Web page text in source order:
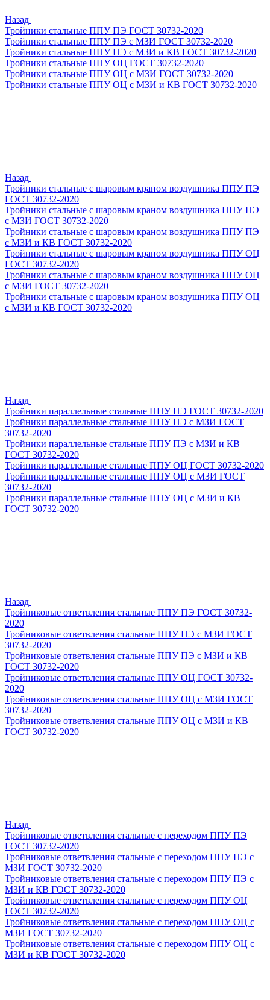
Назад
Тройники стальные ППУ ПЭ ГОСТ 30732-2020
Тройники стальные ППУ ПЭ с МЗИ ГОСТ 30732-2020
Тройники стальные ППУ ПЭ с МЗИ и КВ ГОСТ 30732-2020
Тройники стальные ППУ ОЦ ГОСТ 30732-2020
Тройники стальные ППУ ОЦ с МЗИ ГОСТ 30732-2020
Тройники стальные ППУ ОЦ с МЗИ и КВ ГОСТ 30732-2020
Назад
Тройники стальные с шаровым краном воздушника ППУ ПЭ
ГОСТ 30732-2020
Тройники стальные с шаровым краном воздушника ППУ ПЭ
с МЗИ ГОСТ 30732-2020
Тройники стальные с шаровым краном воздушника ППУ ПЭ
с МЗИ и КВ ГОСТ 30732-2020
Тройники стальные с шаровым краном воздушника ППУ ОЦ
ГОСТ 30732-2020
Тройники стальные с шаровым краном воздушника ППУ ОЦ
с МЗИ ГОСТ 30732-2020
Тройники стальные с шаровым краном воздушника ППУ ОЦ
с МЗИ и КВ ГОСТ 30732-2020
Назад
Тройники параллельные стальные ППУ ПЭ ГОСТ 30732-2020
Тройники параллельные стальные ППУ ПЭ с МЗИ ГОСТ
30732-2020
Тройники параллельные стальные ППУ ПЭ с МЗИ и КВ
ГОСТ 30732-2020
Тройники параллельные стальные ППУ ОЦ ГОСТ 30732-2020
Тройники параллельные стальные ППУ ОЦ с МЗИ ГОСТ
30732-2020
Тройники параллельные стальные ППУ ОЦ с МЗИ и КВ
ГОСТ 30732-2020
Назад
Тройниковые ответвления стальные ППУ ПЭ ГОСТ 30732-
2020
Тройниковые ответвления стальные ППУ ПЭ с МЗИ ГОСТ
30732-2020
Тройниковые ответвления стальные ППУ ПЭ с МЗИ и КВ
ГОСТ 30732-2020
Тройниковые ответвления стальные ППУ ОЦ ГОСТ 30732-
2020
Тройниковые ответвления стальные ППУ ОЦ с МЗИ ГОСТ
30732-2020
Тройниковые ответвления стальные ППУ ОЦ с МЗИ и КВ
ГОСТ 30732-2020
Назад
Тройниковые ответвления стальные с переходом ППУ ПЭ
ГОСТ 30732-2020
Тройниковые ответвления стальные с переходом ППУ ПЭ с
МЗИ ГОСТ 30732-2020
Тройниковые ответвления стальные с переходом ППУ ПЭ с
МЗИ и КВ ГОСТ 30732-2020
Тройниковые ответвления стальные с переходом ППУ ОЦ
ГОСТ 30732-2020
Тройниковые ответвления стальные с переходом ППУ ОЦ с
МЗИ ГОСТ 30732-2020
Тройниковые ответвления стальные с переходом ППУ ОЦ с
МЗИ и КВ ГОСТ 30732-2020